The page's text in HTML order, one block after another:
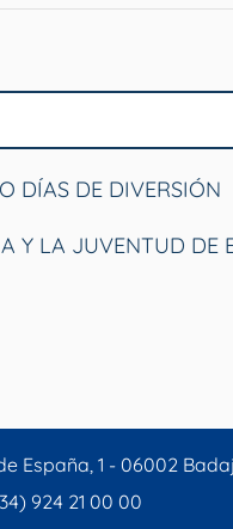
DÍAS DE DIVERSIÓN
Y LA JUVENTUD DE
España, 1 - 06002
924 21 00 00